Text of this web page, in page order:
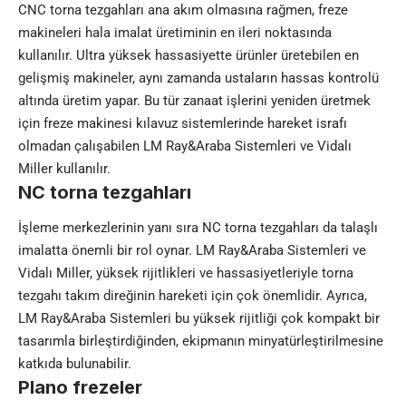
CNC torna tezgahları ana akım olmasına rağmen, freze
makineleri hala imalat üretiminin en ileri noktasında
kullanılır. Ultra yüksek hassasiyette ürünler üretebilen en
gelişmiş makineler, aynı zamanda ustaların hassas kontrolü
altında üretim yapar. Bu tür zanaat işlerini yeniden üretmek
için freze makinesi kılavuz sistemlerinde hareket israfı
olmadan çalışabilen LM Ray&Araba Sistemleri ve Vidalı
Miller kullanılır.
NC torna tezgahları
İşleme merkezlerinin yanı sıra NC torna tezgahları da talaşlı
imalatta önemli bir rol oynar. LM Ray&Araba Sistemleri ve
Vidalı Miller, yüksek rijitlikleri ve hassasiyetleriyle torna
tezgahı takım direğinin hareketi için çok önemlidir. Ayrıca,
LM Ray&Araba Sistemleri bu yüksek rijitliği çok kompakt bir
tasarımla birleştirdiğinden, ekipmanın minyatürleştirilmesine
katkıda bulunabilir.
Plano frezeler